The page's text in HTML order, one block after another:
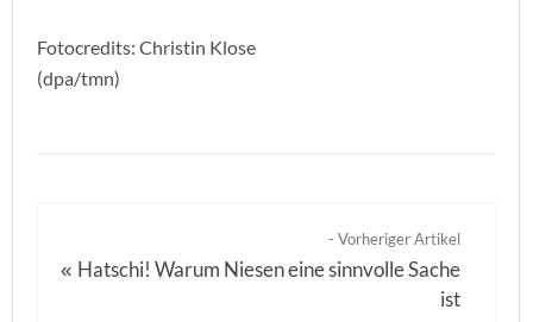
Fotocredits: Christin Klose
(dpa/tmn)
- Vorheriger Artikel
« Hatschi! Warum Niesen eine sinnvolle Sache
ist